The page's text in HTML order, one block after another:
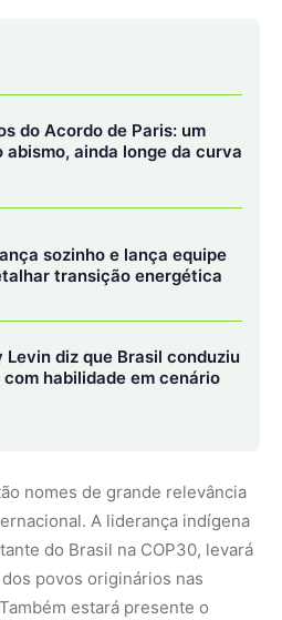
nomes de grande relevância
A liderança indígena
do Brasil na COP30, levará
dos povos originários nas
estará presente o
de Castro, professor da
ampliam a diversidade dos
coletiva e segurança
escolar indígena dos
e Ethel Maciel, representante
na COP30.